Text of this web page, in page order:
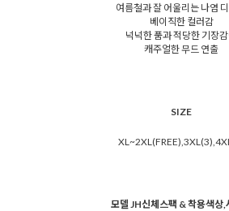
여름철과 잘 어울리는 나염
베이직한 컬러감
넉넉한 품과 적당한 기장감
캐주얼한 무드 연출
SIZE
모델 JH신체스팩 & 착용색상,